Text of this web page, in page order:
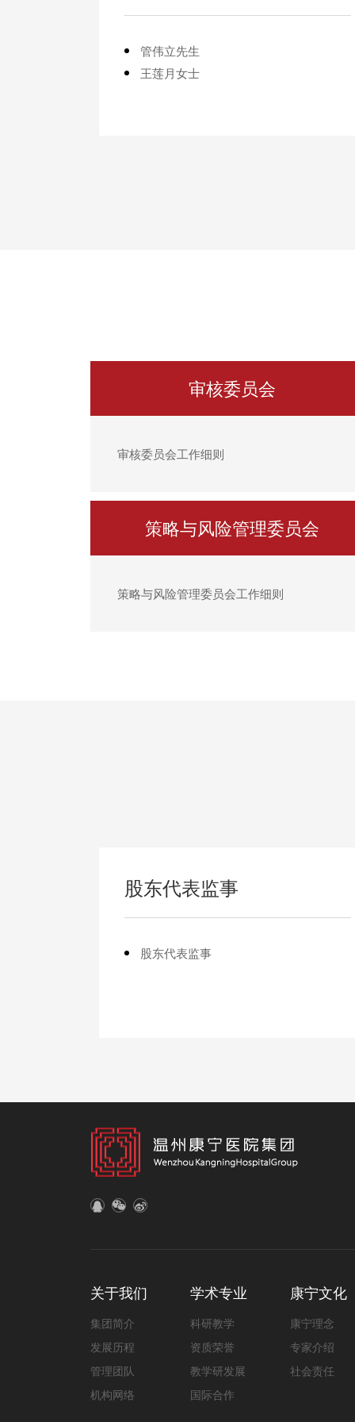
管伟立先生
王莲月女士
审核委员会
审核委员会工作细则
策略与风险管理委员会
策略与风险管理委员会工作细则
股东代表监事
股东代表监事
关于我们
集团简介
发展历程
管理团队
机构网络
学术专业
科研教学
资质荣誉
教学研发展
国际合作
康宁文化
康宁理念
专家介绍
社会责任